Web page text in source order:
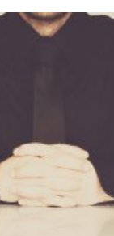
解经式
成员制
正體中文
塞尔维亚语